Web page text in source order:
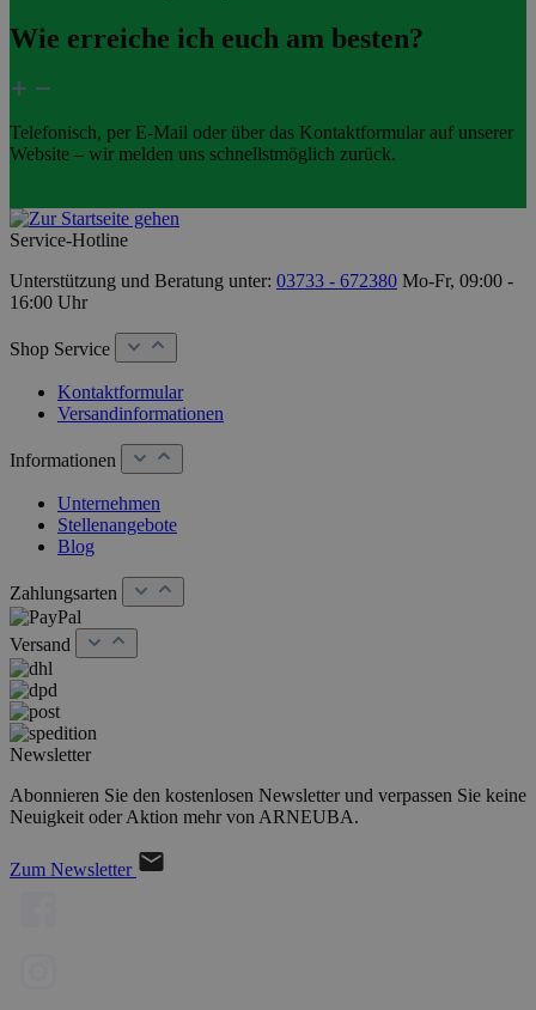
Wie erreiche ich euch am besten?
Telefonisch, per E-Mail oder über das Kontaktformular auf unserer
Website – wir melden uns schnellstmöglich zurück.
Service-Hotline
Unterstützung und Beratung unter: 03733 - 672380 Mo-Fr, 09:00 -
16:00 Uhr
Shop Service
Kontaktformular
Versandinformationen
Informationen
Unternehmen
Stellenangebote
Blog
Zahlungsarten
Versand
Newsletter
Abonnieren Sie den kostenlosen Newsletter und verpassen Sie keine
Neuigkeit oder Aktion mehr von ARNEUBA.
Zum Newsletter